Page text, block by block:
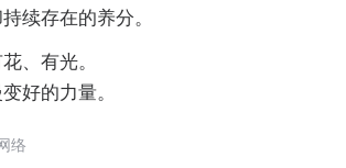
续存在的养分。
、有光。
好的力量。
络